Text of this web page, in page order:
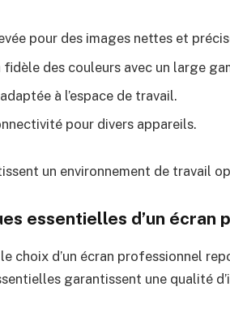
pour des images nettes et
des couleurs avec un large
à l’espace de travail.
pour divers appareils.
un environnement de travail
essentielles d’un écran
choix d’un écran professionnel
garantissent une qualité